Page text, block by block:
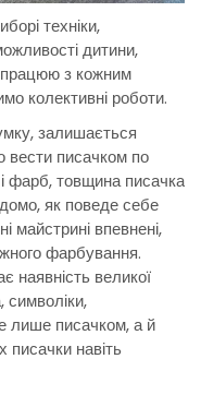
техніки,
дитини,
працюю з кожним
колективні роботи.
залишається
вести писачком по
і фарб, товщина писачка
як поведе себе
майстрині впевнені,
фарбування.
наявність великої
символіки,
лише писачком, а й
навіть